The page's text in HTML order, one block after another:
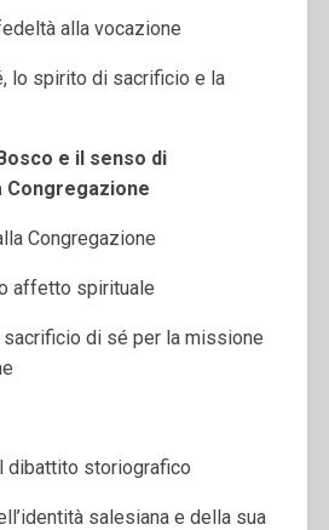
alla vocazione
lo spirito di sacrificio e la
e il senso di
Congregazione
Congregazione
affetto spirituale
di sé per la missione
dibattito storiografico
salesiana e della sua